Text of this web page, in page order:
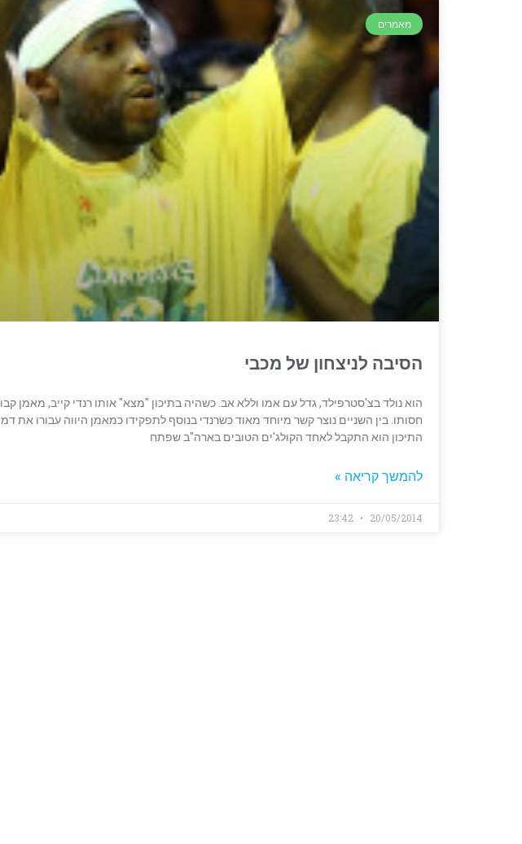
מאמרים
הסיבה לניצחון של מכבי
הוא נולד בצ'סטרפילד, גדל עם אמו וללא אב. כשהיה בתיכון "מצא" אותו רנדי קייב, מאמן
חסותו. בין השניים נוצר קשר מיוחד מאוד כשרנדי בנוסף לתפקידו כמאמן היווה עבורו
התיכון הוא התקבל לאחד הקולג'ים הטובים בארה"ב שפתח
להמשך קריאה »
20/05/2014